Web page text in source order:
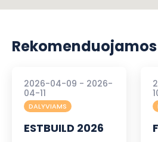
2026-04-09 - 2026-
04-11
DALYVIAMS
ESTBUILD 2026